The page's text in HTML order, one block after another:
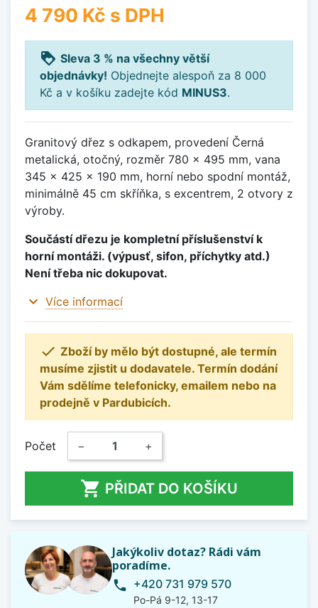
4 790 Kč s DPH
loyalty Sleva 3 % na všechny větší
objednávky! Objednejte alespoň za 8 000
Kč a v košíku zadejte kód MINUS3.
Granitový dřez s odkapem, provedení Černá
metalická, otočný, rozměr 780 x 495 mm, vana
345 x 425 x 190 mm, horní nebo spodní montáž,
minimálně 45 cm skříňka, s excentrem, 2 otvory z
výroby.
Součástí dřezu je kompletní příslušenství k
horní montáži. (výpusť, sifon, příchytky atd.)
Není třeba nic dokupovat.
expand_more Více informací
 Zboží by mělo být dostupné, ale termín
musíme zjistit u dodavatele. Termín dodání
Vám sdělíme telefonicky, emailem nebo na
prodejně v Pardubicích.
Počet − +
 PŘIDAT DO KOŠÍKU
Jakýkoliv dotaz? Rádi vám
poradíme.
phone +420 731 979 570
Po-Pá 9-12, 13-17